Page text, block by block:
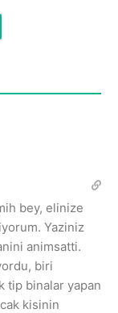
bey, elinize
Yaziniz
animsatti.
biri
tip binalar yapan
kisinin